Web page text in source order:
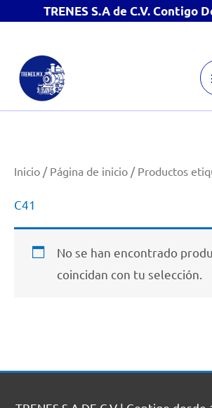
TRENES S.A de C.V. Contigo
contenido
Inicio / Página de inicio / Productos
C41
No se han encontrado
coincidan con tu selección.